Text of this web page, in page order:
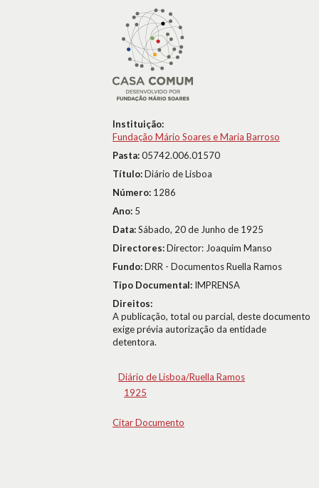
Instituição:
Fundação Mário Soares e Maria Barroso
Pasta:05742.006.01570
Título:Diário de Lisboa
Número: 1286
Ano: 5
Data:Sábado, 20 de Junho de 1925
Directores:Director: Joaquim Manso
Fundo:DRR - Documentos Ruella Ramos
Tipo Documental: IMPRENSA
Direitos:
A publicação, total ou parcial, deste documento
exige prévia autorização da entidade
detentora.
Diário de Lisboa/Ruella Ramos
1925
Citar Documento